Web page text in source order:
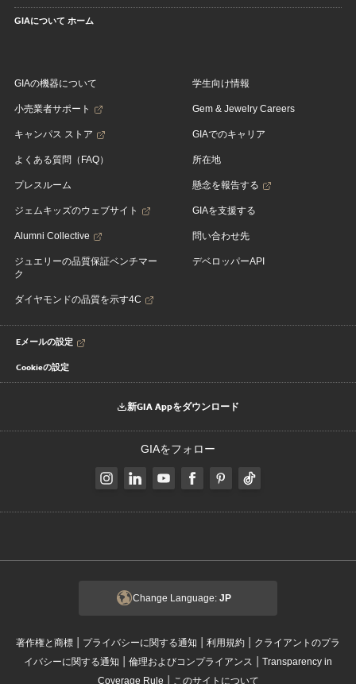
GIAについて ホーム
GIAの機器について
小売業者サポート
キャンパス ストア
よくある質問（FAQ）
プレスルーム
ジェムキッズのウェブサイト
Alumni Collective
ジュエリーの品質保証ベンチマー
ク
ダイヤモンドの品質を示す4C
学生向け情報
Gem & Jewelry Careers
GIAでのキャリア
所在地
懸念を報告する
GIAを支援する
問い合わせ先
デベロッパーAPI
Eメールの設定
Cookieの設定
新GIA Appをダウンロード
GIAをフォロー
Change Language: JP
著作権と商標 | プライバシーに関する通知 | 利用規約 | クライアントのプラ
イバシーに関する通知 | 倫理およびコンプライアンス | Transparency in
Coverage Rule | このサイトについて